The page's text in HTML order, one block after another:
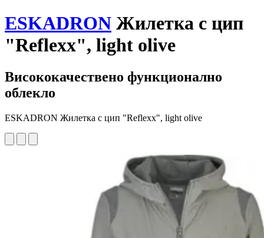
ESKADRON Жилетка с цип
"Reflexx", light olive
Висококачествено функционално
облекло
ESKADRON Жилетка с цип "Reflexx", light olive